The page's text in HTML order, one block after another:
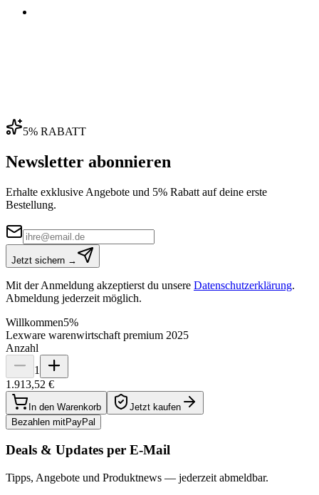
5% RABATT
Newsletter abonnieren
Erhalte exklusive Angebote und 5% Rabatt auf deine erste
Bestellung.
Jetzt sichern →
Mit der Anmeldung akzeptierst du unsere Datenschutzerklärung.
Abmeldung jederzeit möglich.
Willkommen5%
Lexware warenwirtschaft premium 2025
Anzahl
1
1.913,52 €
In den Warenkorb
Jetzt kaufen
Bezahlen mitPayPal
Deals & Updates per E-Mail
Tipps, Angebote und Produktnews — jederzeit abmeldbar.